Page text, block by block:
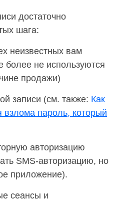
достаточно
шага:
неизвестных вам
более не используются
продажи)
записи (см. также: Как
пароль, который
авторизацию
SMS-авторизацию, но
приложение).
сеансы и